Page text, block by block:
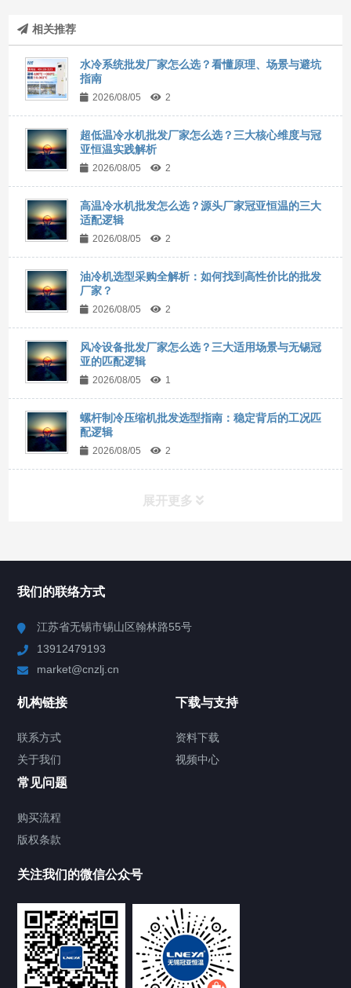
相关推荐
水冷系统批发厂家怎么选？看懂原理、场景与避坑
指南
2026/08/05 2
超低温冷水机批发厂家怎么选？三大核心维度与冠
亚恒温实践解析
2026/08/05 2
高温冷水机批发怎么选？源头厂家冠亚恒温的三大
适配逻辑
2026/08/05 2
油冷机选型采购全解析：如何找到高性价比的批发
厂家？
2026/08/05 2
风冷设备批发厂家怎么选？三大适用场景与无锡冠
亚的匹配逻辑
2026/08/05 1
螺杆制冷压缩机批发选型指南：稳定背后的工况匹
配逻辑
2026/08/05 2
展开更多
Chiller高精度制冷循环器
TCU温度控制单元
Chiller气体控温系统
Chamber试验箱
FREEZER低温箱
我们的联络方式
江苏省无锡市锡山区翰林路55号
13912479193
market@cnzlj.cn
机构链接
联系方式
关于我们
下载与支持
资料下载
视频中心
常见问题
购买流程
版权条款
关注我们的微信公众号